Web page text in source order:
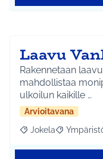
Laavu
Rakennetaan
mahdollistaa
ulkoilun kaikille …
Arvioitavana
Rajaa tulokset
Jokela Rajaa